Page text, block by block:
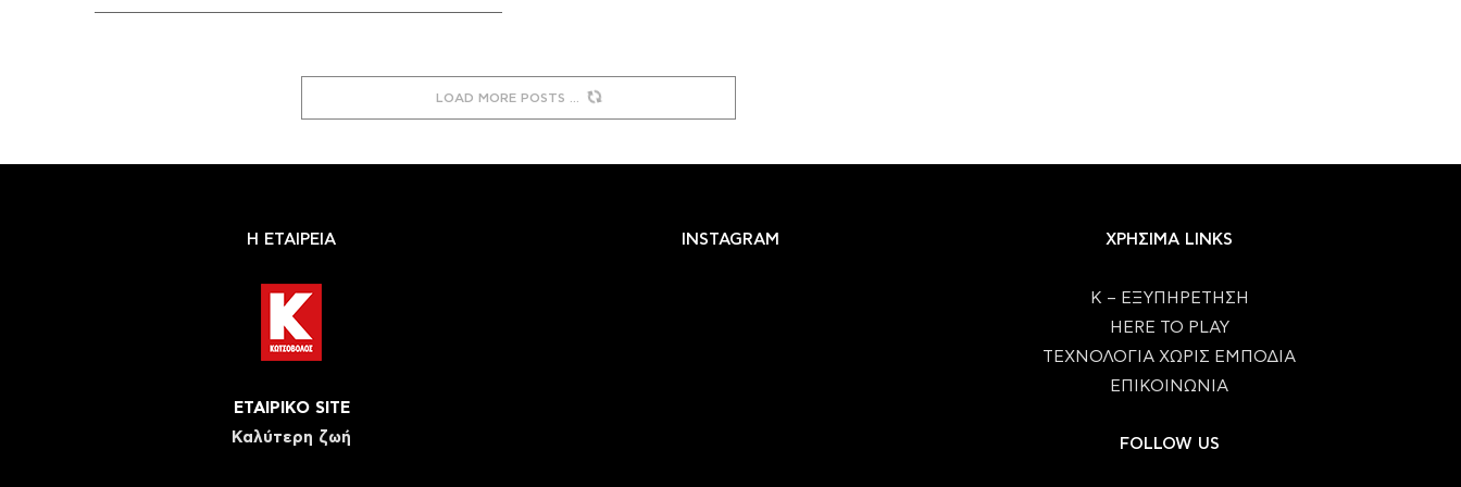
LOAD MORE POSTS
Η ΕΤΑΙΡΕΙΑ
ΕΤΑΙΡΙΚΟ SITE
Καλύτερη ζωή
INSTAGRAM ΧΡΗΣΙΜΑ LINKS
Κ – ΕΞΥΠΗΡΕΤΗΣΗ
HERE TO PLAY
ΤΕΧΝΟΛΟΓΙΑ ΧΩΡΙΣ ΕΜΠΟΔΙΑ
ΕΠΙΚΟΙΝΩΝΙΑ
FOLLOW US